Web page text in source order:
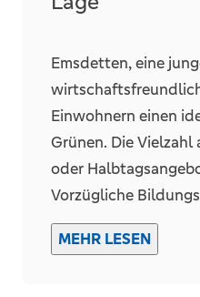
Emsdetten, eine
Einwohnern einen
Grünen. Die
oder
Vorzügliche
der Stadt. Hinzu
zum Badespaß ein!
MEHR LESEN